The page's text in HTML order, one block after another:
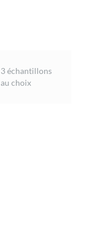
3 échantillons
au choix